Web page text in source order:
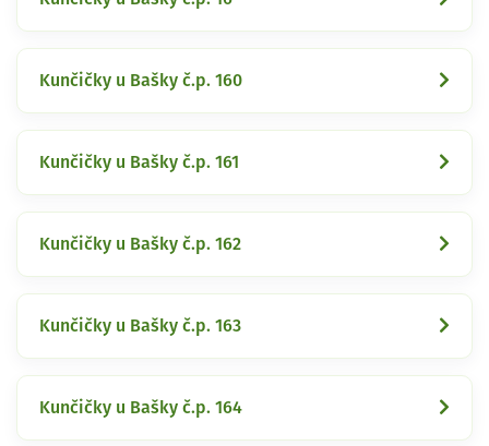
Kunčičky u Bašky č.p. 160
Kunčičky u Bašky č.p. 161
Kunčičky u Bašky č.p. 162
Kunčičky u Bašky č.p. 163
Kunčičky u Bašky č.p. 164